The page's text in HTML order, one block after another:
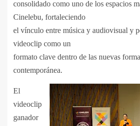
consolidado como uno de los espacios
Cinelebu, fortaleciendo
el vínculo entre música y audiovisual y
videoclip como un
formato clave dentro de las nuevas
contemporánea.
El
videoclip
ganador